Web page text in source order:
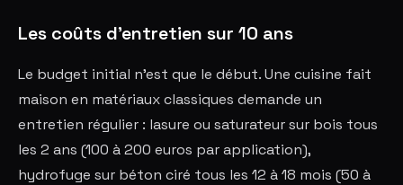
Les coûts d'entretien sur 10 ans
Le budget initial n'est que le début. Une cuisine fait
maison en matériaux classiques demande un
entretien régulier : lasure ou saturateur sur bois tous
les 2 ans (100 à 200 euros par application),
hydrofuge sur béton ciré tous les 12 à 18 mois (50 à